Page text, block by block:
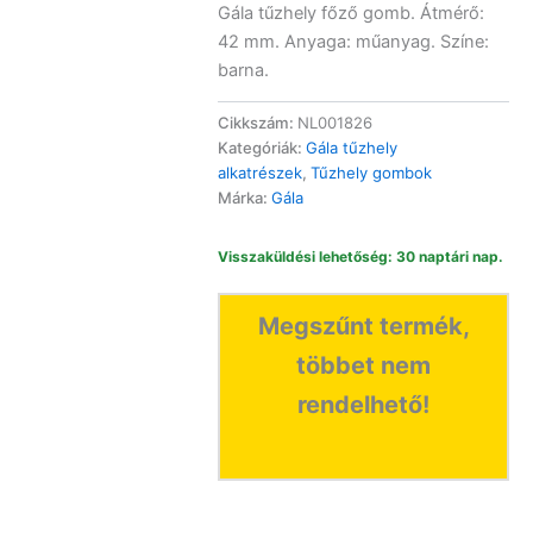
Gála tűzhely főző gomb. Átmérő:
42 mm. Anyaga: műanyag. Színe:
barna.
Cikkszám: NL001826
Kategóriák:Gála tűzhely
alkatrészek,Tűzhely gombok
Márka:Gála
Visszaküldési lehetőség: 30 naptári nap.
Megszűnt termék,
többet nem
rendelhető!